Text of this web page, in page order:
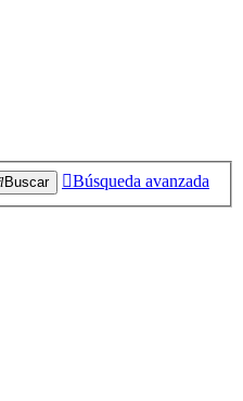
Buscar Búsqueda avanzada